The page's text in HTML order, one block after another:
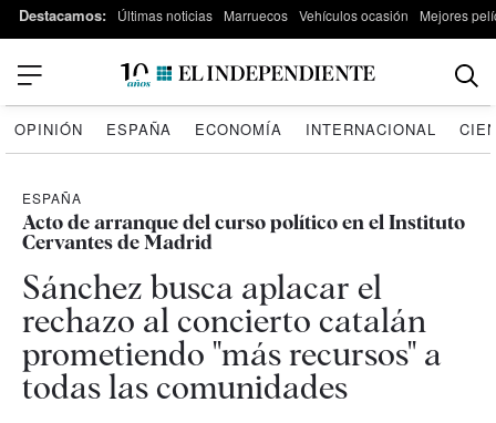
Destacamos: Últimas noticias Marruecos Vehículos ocasión Mejores
OPINIÓN ESPAÑA ECONOMÍA INTERNACIONAL
ESPAÑA
Acto de arranque del curso político en el Instituto
Cervantes de Madrid
Sánchez busca aplacar el
rechazo al concierto catalán
prometiendo "más recursos" a
todas las comunidades